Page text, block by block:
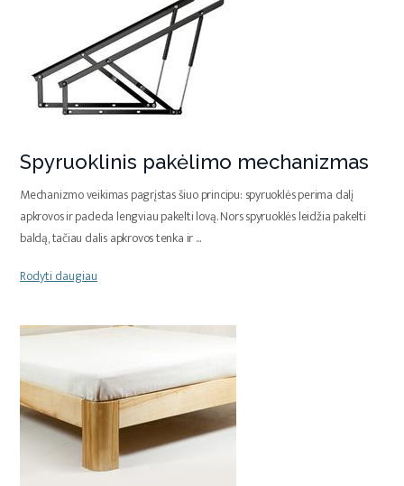
Spyruoklinis pakėlimo mechanizmas
Mechanizmo veikimas pagrįstas šiuo principu: spyruoklės perima dalį
apkrovos ir padeda lengviau pakelti lovą. Nors spyruoklės leidžia pakelti
baldą, tačiau dalis apkrovos tenka ir...
Rodyti daugiau